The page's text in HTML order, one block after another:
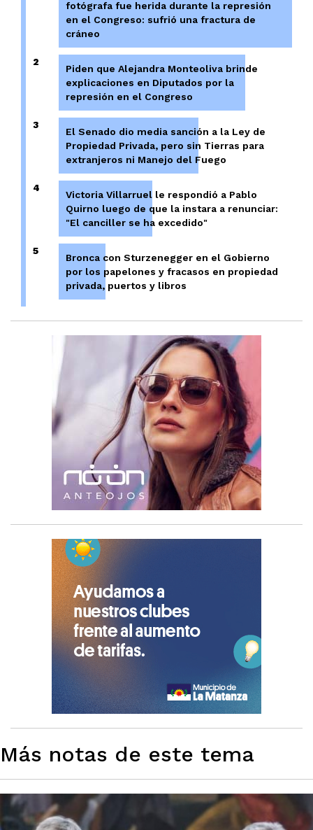
fotógrafa fue herida durante la represión
en el Congreso: sufrió una fractura de
cráneo
2
Piden que Alejandra Monteoliva brinde
explicaciones en Diputados por la
represión en el Congreso
3
El Senado dio media sanción a la Ley de
Propiedad Privada, pero sin Tierras para
extranjeros ni Manejo del Fuego
4
Victoria Villarruel le respondió a Pablo
Quirno luego de que la instara a renunciar:
"El canciller se ha excedido"
5
Bronca con Sturzenegger en el Gobierno
por los papelones y fracasos en propiedad
privada, puertos y libros
Más notas de este tema